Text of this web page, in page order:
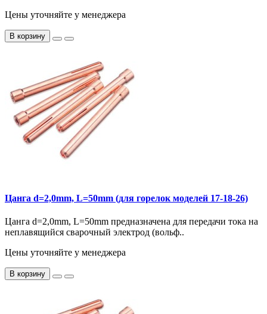
Цены уточняйте у менеджера
В корзину
Цанга d=2,0mm, L=50mm (для горелок моделей 17-18-26)
Цанга d=2,0mm, L=50mm предназначена для передачи тока на
неплавящийся сварочный электрод (вольф..
Цены уточняйте у менеджера
В корзину